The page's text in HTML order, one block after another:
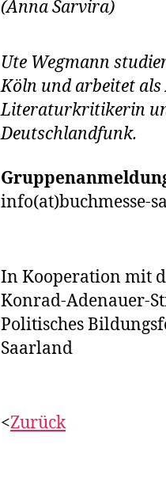
(Anna Sarvira)
Ute Wegmann
Köln und arbeitet
Literaturkritikerin
Deutschlandfunk.
info(at)buchmesse-
In Kooperation mit
Konrad-Adenauer-
Politisches
Saarland
<Zurück